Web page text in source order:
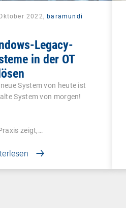
2022,baramundi
Legacy-
in der OT
System von heute ist
System von morgen!
zeigt,…